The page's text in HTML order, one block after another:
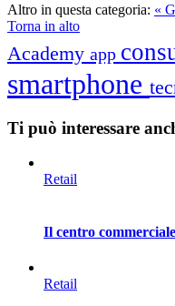
Altro in questa categoria: «
Torna in alto
Academy app
smartphone
Ti può interessare
Retail
Il centro
Retail